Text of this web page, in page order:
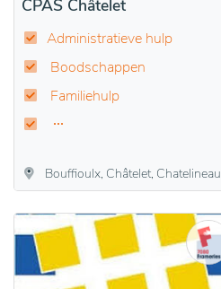
CPAS Châtelet
Administratieve hulp
Boodschappen
Familiehulp
Bouffioulx, Châtelet, Chatelineau